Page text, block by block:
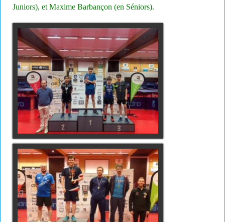
Juniors), et Maxime Barbançon (en Séniors).